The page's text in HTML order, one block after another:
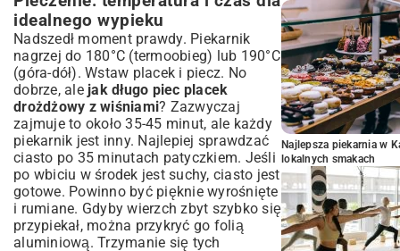
idealnego wypieku
Nadszedł moment prawdy. Piekarnik
nagrzej do 180°C (termoobieg) lub 190°C
(góra-dół). Wstaw placek i piecz. No
dobrze, ale jak długo piec placek
drożdżowy z wiśniami? Zazwyczaj
zajmuje to około 35-45 minut, ale każdy
piekarnik jest inny. Najlepiej sprawdzać
ciasto po 35 minutach patyczkiem. Jeśli
po wbiciu w środek jest suchy, ciasto jest
gotowe. Powinno być pięknie wyrośnięte
i rumiane. Gdyby wierzch zbyt szybko się
przypiekał, można przykryć go folią
aluminiową. Trzymanie się tych
Najlepsza piekarnia w
lokalnych smakach